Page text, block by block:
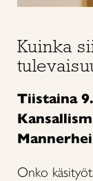
Kuinka
Tiistaina
Onko